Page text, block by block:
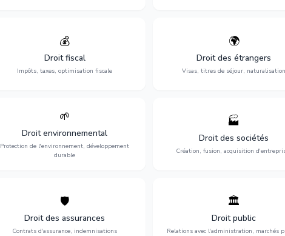
💰
Droit fiscal
Impôts, taxes, optimisation fiscale
Optimisation de votre situation fiscale :
déclarations, contentieux, contrôles
fiscaux et planification.
🌍
Droit des étrangers
Visas, titres de séjour, naturalisation
Obtention de vos droits de séjour :
cartes de séjour, regroupement
naturalisation.
🌱
Droit environnemental
Protection de l'environnement, développement
durable
environnementale, litiges et
développement durable.
🏭
Droit des sociétés
Création, fusion, acquisition
Structuration de votre société :
fusion-acquisition, gouvernance
restructuration.
🛡️
Droit des assurances
Contrats d'assurance, indemnisations
Défense de vos intérêts : contrats
d'assurance, sinistres et indemnisations
optimales.
🏛️
Droit public
Relations avec l'administration, marchés
Gestion de vos relations avec
l'administration : marchés
urbanisme et contentieux.